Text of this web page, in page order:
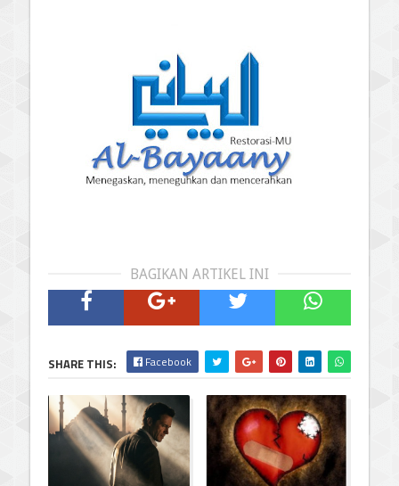
BAGIKAN ARTIKEL INI
SHARE THIS: Facebook